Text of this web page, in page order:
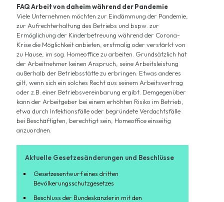
FAQ Arbeit von daheim während der Pandemie
Viele Unternehmen möchten zur Eindämmung der Pandemie,
zur Aufrechterhaltung des Betriebs und bspw. zur
Ermöglichung der Kinderbetreuung während der Corona-
Krise die Möglichkeit anbieten, erstmalig oder verstärkt von
zu Hause, im sog. Homeoffice zu arbeiten. Grundsätzlich hat
der Arbeitnehmer keinen Anspruch, seine Arbeitsleistung
außerhalb der Betriebsstätte zu erbringen. Etwas anderes
gilt, wenn sich ein solches Recht aus seinem Arbeitsvertrag
oder z.B. einer Betriebsvereinbarung ergibt. Demgegenüber
kann der Arbeitgeber bei einem erhöhten Risiko im Betrieb,
etwa durch Infektionsfälle oder begründete Verdachtsfälle
bei Beschäftigten, berechtigt sein, Homeoffice einseitig
anzuordnen.
Aktuelle Gesetzesänderungen und Beschlüsse
Gesetzesentwurf eines dritten
Bevölkerungsschutzgesetzes
Beschluss der Bundeskanzlerin mit den